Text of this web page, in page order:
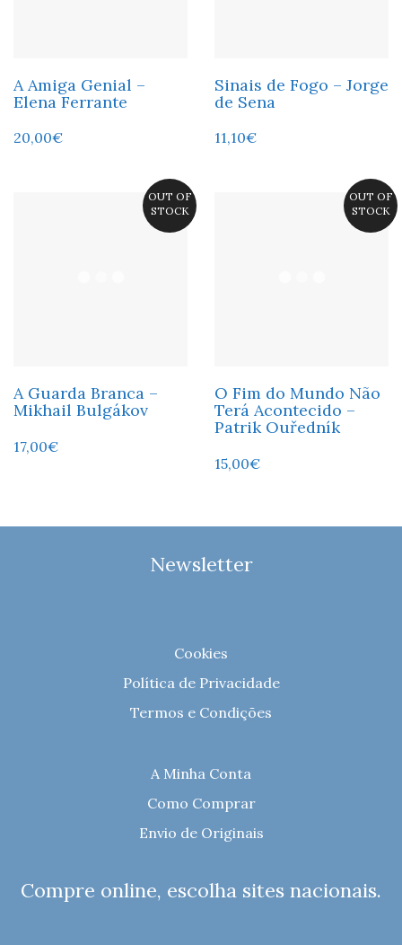
A Amiga Genial –
Elena Ferrante
20,00€
Sinais de Fogo – Jorge
de Sena
11,10€
OUT OF
STOCK
A Guarda Branca –
Mikhail Bulgákov
17,00€
OUT OF
STOCK
O Fim do Mundo Não
Terá Acontecido –
Patrik Ouředník
15,00€
Newsletter
Cookies
Política de Privacidade
Termos e Condições
A Minha Conta
Como Comprar
Envio de Originais
Compre online, escolha sites nacionais.